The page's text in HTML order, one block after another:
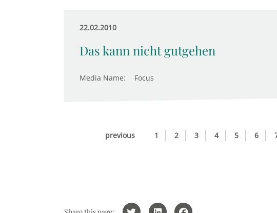
22.02.2010
Das kann nicht gutgehen
Media Name: Focus
previous 1 2 3 4 5 6